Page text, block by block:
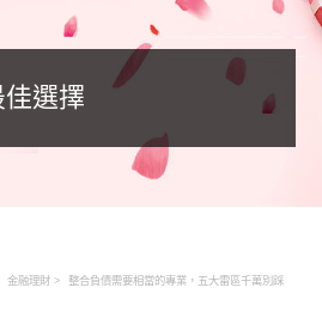
選擇
金融理財 整合負債需要相當的專業，五大雷區千萬別踩